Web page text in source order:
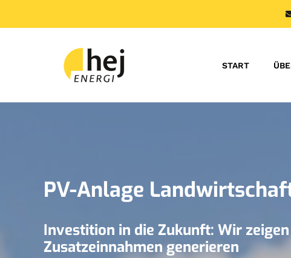
START
PV-Anlage
Investition in die Zukunft: Wir
Zusatzeinnahmen generieren